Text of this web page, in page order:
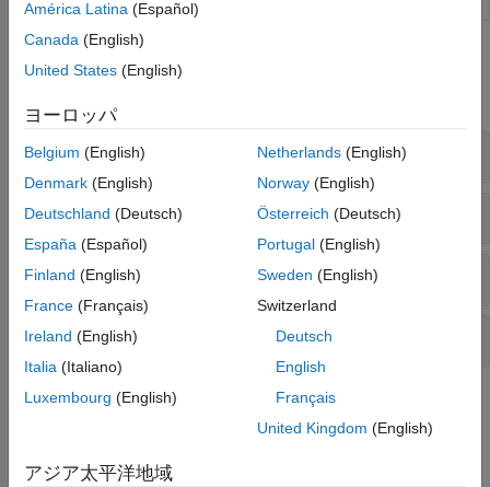
学習
学習率スケジュール
メトリクス
予測
トピック
分類用のシンプルな深層学習ニューラル ネットワークの作成
América Latina (Español)
Canada (English)
United States (English)
ヨーロッパ
Belgium (English)
Denmark (English)
Deutschland (Deutsch)
España (Español)
Finland (English)
France (Français)
Ireland (English)
Italia (Italiano)
Luxembourg (English)
Netherlands(English)
Norway(English)
Österreich (Deutsch)
Portugal(English)
Sweden (English)
Switzerland
Deutsch
English
Français
United Kingdom (English)
アジア太平洋地域